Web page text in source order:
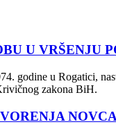
U VRŠENJU
godine u Rogatici,
zakona BiH.